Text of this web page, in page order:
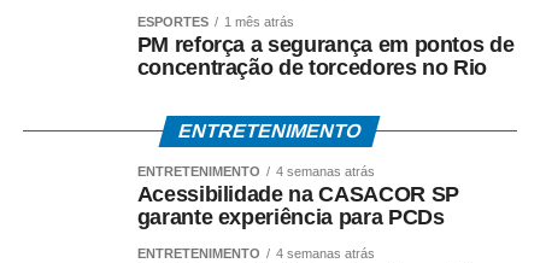
COMENTE ABAIXO:
WhatsApp
Facebook
Twitter
Messenger
LinkedIn
Share
ESPORTES 1 mês atrás
PM reforça a segurança em pontos de
concentração de torcedores no Rio
ENTRETENIMENTO
ENTRETENIMENTO 4 semanas atrás
Acessibilidade na CASACOR SP
garante experiência para PCDs
ENTRETENIMENTO 4 semanas atrás